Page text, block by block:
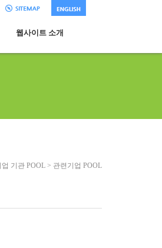
웹사이트 소개
기관 POOL > 관련기업 POOL